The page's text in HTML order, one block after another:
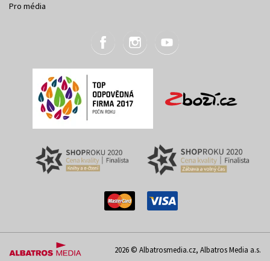
Pro média
2026 © Albatrosmedia.cz, Albatros Media a.s.